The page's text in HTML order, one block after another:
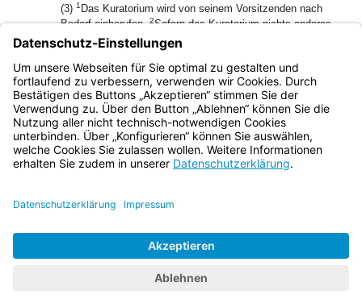
(3) 1 Das Kuratorium wird von seinem Vorsitzenden nach
Bedarf einberufen.2Sofern das Kuratorium nichts anderes
beschließt, nehmen der Stiftungsdirektor und die Leiter der
Gedenkstätten beratend an den Sitzungen teil.
Mitarbeiter der Stiftung können nach Bedarf zugezogen
werden.
Bayern.de
BayernPortal
Impressum